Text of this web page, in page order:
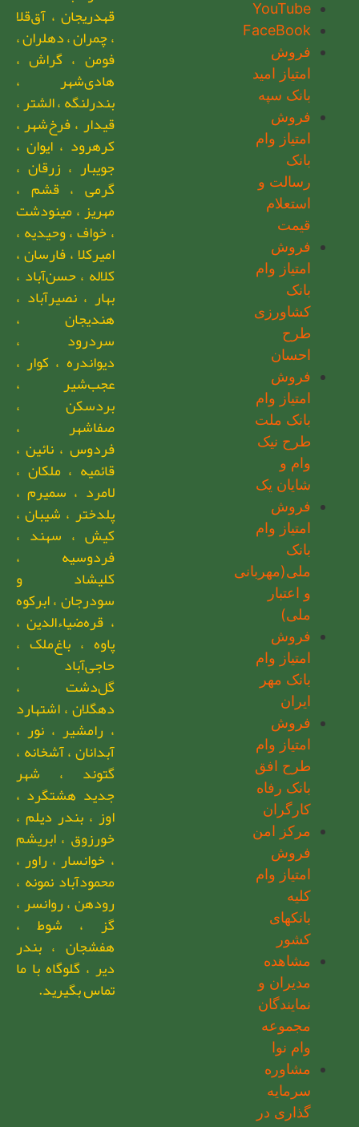
YouTube
FaceBook
فروش
امتیاز امید
بانک سپه
فروش
امتیاز وام
بانک
رسالت و
استعلام
قیمت
فروش
امتیاز وام
بانک
کشاورزی
طرح
احسان
فروش
امتیاز وام
بانک ملت
طرح نیک
وام و
شایان یک
فروش
امتیاز وام
بانک
ملی(مهربانی
و اعتبار
ملی)
فروش
امتیاز وام
بانک مهر
ایران
فروش
امتیاز وام
طرح افق
بانک رفاه
کارگران
مرکز امن
فروش
امتیاز وام
کلیه
بانکهای
کشور
مشاهده
مدیران و
نمایندگان
مجموعه
وام نوا
مشاوره
سرمایه
گذاری در
قهدریجان ، آق‌قلا
، چمران ، دهلران ،
فومن ، گراش ،
هادی‌شهر ،
بندرلنگه ، الشتر ،
قیدار ، فرخ‌شهر ،
کرهرود ، ایوان ،
جویبار ، زرقان ،
گرمی ، قشم ،
مهریز ، مینودشت
، خواف ، وحیدیه ،
امیرکلا ، فارسان ،
کلاله ، حسن‌آباد ،
بهار ، نصیرآباد ،
هندیجان ،
سردرود ،
دیواندره ، کوار ،
عجب‌شیر ،
بردسکن ،
صفاشهر ،
فردوس ، نائین ،
قائمیه ، ملکان ،
لامرد ، سمیرم ،
پلدختر ، شیبان ،
کیش ، سهند ،
فردوسیه ،
کلیشاد و
سودرجان ، ابرکوه
، قره‌ضیاءالدین ،
پاوه ، باغ‌ملک ،
حاجی‌آباد ،
گل‌دشت ،
دهگلان ، اشتهارد
، رامشیر ، نور ،
آبدانان ، آشخانه ،
گتوند ، شهر
جدید هشتگرد ،
اوز ، بندر دیلم ،
خورزوق ، ابریشم
، خوانسار ، راور ،
محمودآباد نمونه ،
رودهن ، روانسر ،
گز ، شوط ،
هفشجان ، بندر
دیر ، گلوگاه با ما
تماس بگیرید.